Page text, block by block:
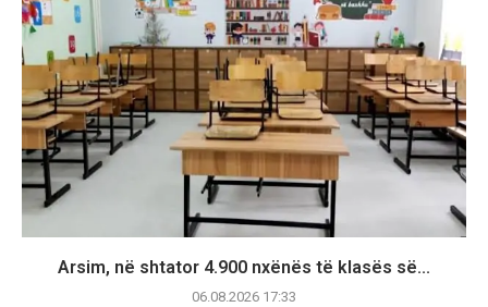
Arsim, në shtator 4.900 nxënës të klasës së...
06.08.2026 17:33